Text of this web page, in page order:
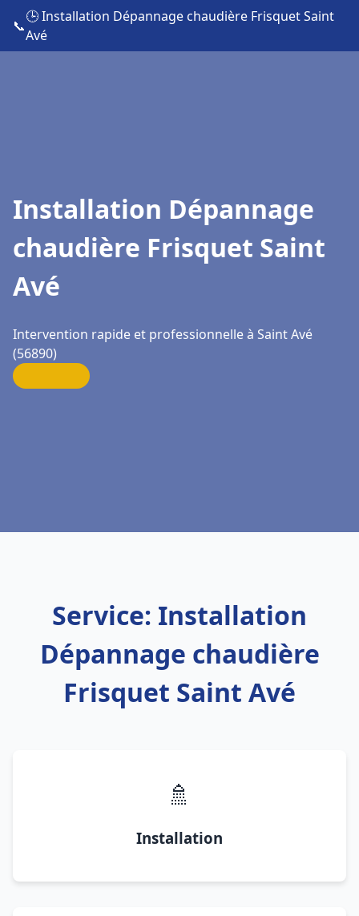
📞
🕒 Installation Dépannage chaudière Frisquet Saint
Avé
Installation Dépannage
chaudière Frisquet Saint
Avé
Intervention rapide et professionnelle à Saint Avé
(56890)
Service: Installation
Dépannage chaudière
Frisquet Saint Avé
🚿
Installation